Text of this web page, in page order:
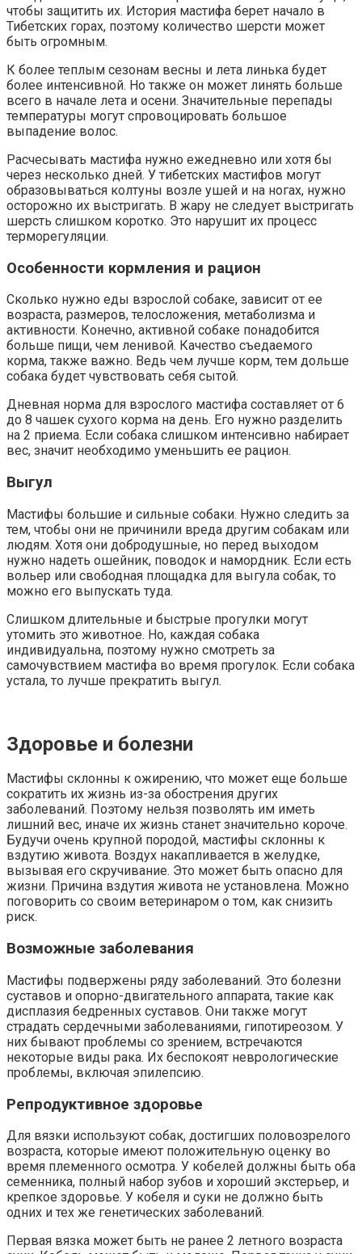
чтобы защитить их. История мастифа берет начало в
Тибетских горах, поэтому количество шерсти может
быть огромным.
К более теплым сезонам весны и лета линька будет
более интенсивной. Но также он может линять больше
всего в начале лета и осени. Значительные перепады
температуры могут спровоцировать большое
выпадение волос.
Расчесывать мастифа нужно ежедневно или хотя бы
через несколько дней. У тибетских мастифов могут
образовываться колтуны возле ушей и на ногах, нужно
осторожно их выстригать. В жару не следует выстригать
шерсть слишком коротко. Это нарушит их процесс
терморегуляции.
Особенности кормления и рацион
Сколько нужно еды взрослой собаке, зависит от ее
возраста, размеров, телосложения, метаболизма и
активности. Конечно, активной собаке понадобится
больше пищи, чем ленивой. Качество съедаемого
корма, также важно. Ведь чем лучше корм, тем дольше
собака будет чувствовать себя сытой.
Дневная норма для взрослого мастифа составляет от 6
до 8 чашек сухого корма на день. Его нужно разделить
на 2 приема. Если собака слишком интенсивно набирает
вес, значит необходимо уменьшить ее рацион.
Выгул
Мастифы большие и сильные собаки. Нужно следить за
тем, чтобы они не причинили вреда другим собакам или
людям. Хотя они добродушные, но перед выходом
нужно надеть ошейник, поводок и намордник. Если есть
вольер или свободная площадка для выгула собак, то
можно его выпускать туда.
Слишком длительные и быстрые прогулки могут
утомить это животное. Но, каждая собака
индивидуальна, поэтому нужно смотреть за
самочувствием мастифа во время прогулок. Если собака
устала, то лучше прекратить выгул.
Здоровье и болезни
Мастифы склонны к ожирению, что может еще больше
сократить их жизнь из-за обострения других
заболеваний. Поэтому нельзя позволять им иметь
лишний вес, иначе их жизнь станет значительно короче.
Будучи очень крупной породой, мастифы склонны к
вздутию живота. Воздух накапливается в желудке,
вызывая его скручивание. Это может быть опасно для
жизни. Причина вздутия живота не установлена. Можно
поговорить со своим ветеринаром о том, как снизить
риск.
Возможные заболевания
Мастифы подвержены ряду заболеваний. Это болезни
суставов и опорно-двигательного аппарата, такие как
дисплазия бедренных суставов. Они также могут
страдать сердечными заболеваниями, гипотиреозом. У
них бывают проблемы со зрением, встречаются
некоторые виды рака. Их беспокоят неврологические
проблемы, включая эпилепсию.
Репродуктивное здоровье
Для вязки используют собак, достигших половозрелого
возраста, которые имеют положительную оценку во
время племенного осмотра. У кобелей должны быть оба
семенника, полный набор зубов и хороший экстерьер, и
крепкое здоровье. У кобеля и суки не должно быть
одних и тех же генетических заболеваний.
Первая вязка может быть не ранее 2 летного возраста